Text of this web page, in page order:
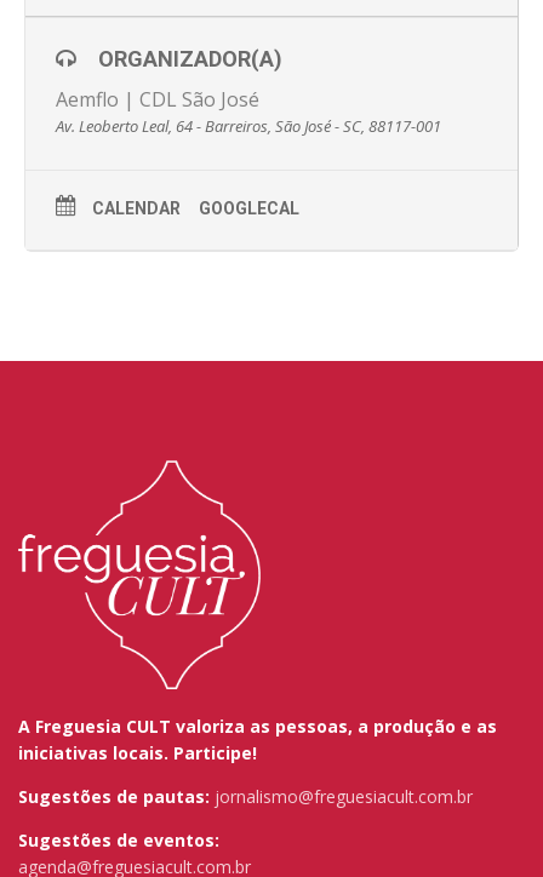
ORGANIZADOR(A)
Aemflo | CDL São José
Av. Leoberto Leal, 64 - Barreiros, São José - SC, 88117-001
CALENDAR GOOGLECAL
A Freguesia CULT valoriza as pessoas, a produção e as
iniciativas locais. Participe!
Sugestões de pautas: jornalismo@freguesiacult.com.br
Sugestões de eventos:
agenda@freguesiacult.com.br